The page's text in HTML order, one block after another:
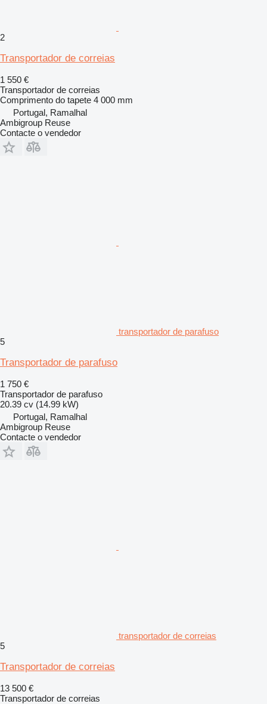
2
Transportador de correias
1 550 €
Transportador de correias
Comprimento do tapete 4 000 mm
Portugal, Ramalhal
Ambigroup Reuse
Contacte o vendedor
transportador de parafuso
5
Transportador de parafuso
1 750 €
Transportador de parafuso
20.39 cv (14.99 kW)
Portugal, Ramalhal
Ambigroup Reuse
Contacte o vendedor
transportador de correias
5
Transportador de correias
13 500 €
Transportador de correias